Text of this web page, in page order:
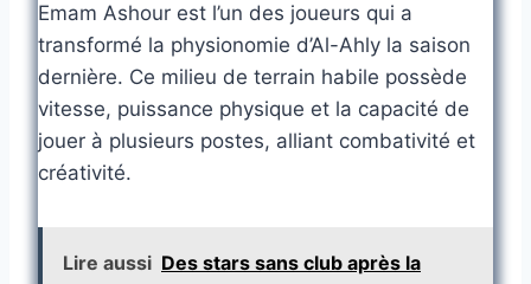
Emam Ashour est l’un des joueurs qui a
transformé la physionomie d’Al-Ahly la saison
dernière. Ce milieu de terrain habile possède
vitesse, puissance physique et la capacité de
jouer à plusieurs postes, alliant combativité et
créativité.
Lire aussi Des stars sans club après la